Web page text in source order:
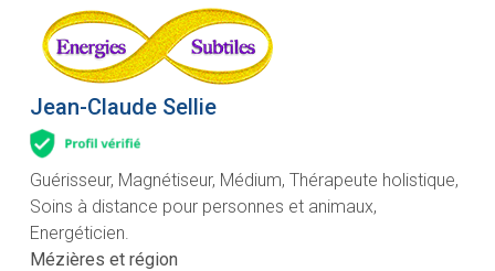
Jean-Claude Sellie
Guérisseur, Magnétiseur, Médium, Thérapeute holistique,
Soins à distance pour personnes et animaux,
Energéticien.
Mézières et région